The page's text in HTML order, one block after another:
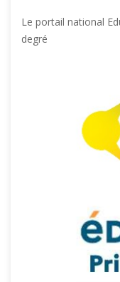
Le portail national
degré